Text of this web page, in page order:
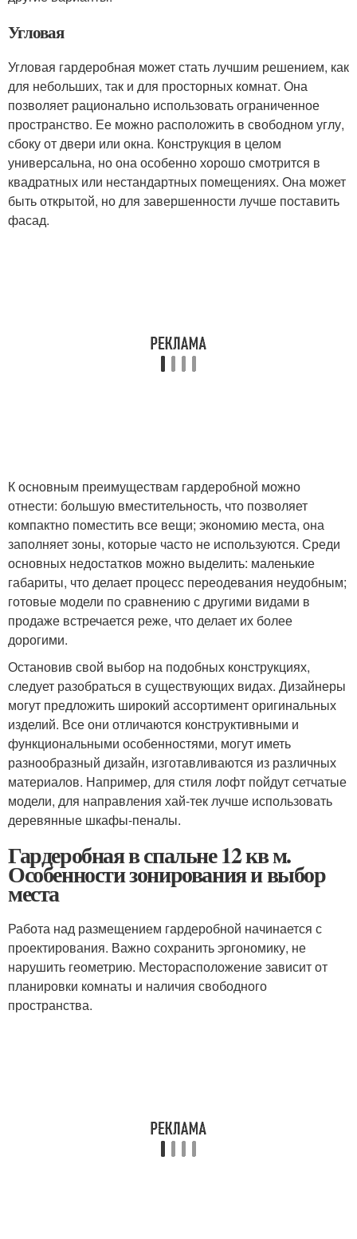
Угловая
Угловая гардеробная может стать лучшим решением, как
для небольших, так и для просторных комнат. Она
позволяет рационально использовать ограниченное
пространство. Ее можно расположить в свободном углу,
сбоку от двери или окна. Конструкция в целом
универсальна, но она особенно хорошо смотрится в
квадратных или нестандартных помещениях. Она может
быть открытой, но для завершенности лучше поставить
фасад.
К основным преимуществам гардеробной можно
отнести: большую вместительность, что позволяет
компактно поместить все вещи; экономию места, она
заполняет зоны, которые часто не используются. Среди
основных недостатков можно выделить: маленькие
габариты, что делает процесс переодевания неудобным;
готовые модели по сравнению с другими видами в
продаже встречается реже, что делает их более
дорогими.
Остановив свой выбор на подобных конструкциях,
следует разобраться в существующих видах. Дизайнеры
могут предложить широкий ассортимент оригинальных
изделий. Все они отличаются конструктивными и
функциональными особенностями, могут иметь
разнообразный дизайн, изготавливаются из различных
материалов. Например, для стиля лофт пойдут сетчатые
модели, для направления хай-тек лучше использовать
деревянные шкафы-пеналы.
Гардеробная в спальне 12 кв м.
Особенности зонирования и выбор
места
Работа над размещением гардеробной начинается с
проектирования. Важно сохранить эргономику, не
нарушить геометрию. Месторасположение зависит от
планировки комнаты и наличия свободного
пространства.